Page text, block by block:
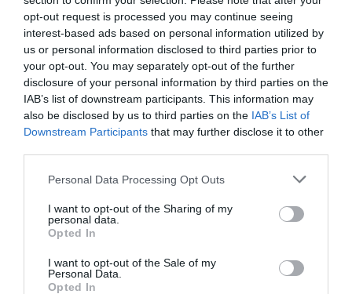
opt-out request is processed you may continue seeing
interest-based ads based on personal information utilized by
us or personal information disclosed to third parties prior to
your opt-out. You may separately opt-out of the further
disclosure of your personal information by third parties on the
IAB’s list of downstream participants. This information may
also be disclosed by us to third parties on the IAB’s List of
Downstream Participants that may further disclose it to other
Personal Data Processing Opt Outs
I want to opt-out of the Sharing of my
personal data.
Opted In
I want to opt-out of the Sale of my
Personal Data.
Opted In
Κανονικό: 7€ | Μειωμένο [μαθητές, φοιτητές, άτομα
άνω των 65 ετών, άνεργοι, άνθρωποι με αναπηρία –
ΑμεΑ (ισχύει και για έναν/μία συνοδό), δάσκαλοι-
καθηγητές, ατέλειες.]: 5€ | Κάθε Πέμπτη ισχύει
προσφορά εισόδου για 2 άτομα με ένα εισιτήριο στα
7€
Πληροφορίες / Κρατήσεις:
Ακολουθήστε το Culturenow.gr στο Google News
μάθετε πρώτοι όλες τις ειδήσεις
Δείτε όλα τατελευταία νέαγια την Τέχνη και τον
Πολιτισμό στοCulturenow.gr